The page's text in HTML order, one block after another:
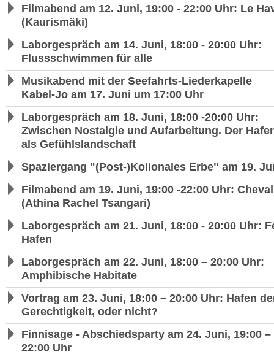
Filmabend am 12. Juni, 19:00 - 22:00 Uhr: Le
(Kaurismäki)
Laborgespräch am 14. Juni, 18:00 - 20:00 Uhr:
Flussschwimmen für alle
Musikabend mit der Seefahrts-Liederkapelle
Kabel-Jo am 17. Juni um 17:00 Uhr
Laborgespräch am 18. Juni, 18:00 -20:00 Uhr:
Zwischen Nostalgie und Aufarbeitung. Der
als Gefühlslandschaft
Spaziergang "(Post-)Kolionales Erbe" am 19.
Filmabend am 19. Juni, 19:00 -22:00 Uhr:
(Athina Rachel Tsangari)
Laborgespräch am 21. Juni, 18:00 - 20:00 Uhr:
Hafen
Laborgespräch am 22. Juni, 18:00 – 20:00 Uhr:
Amphibische Habitate
Vortrag am 23. Juni, 18:00 – 20:00 Uhr: Hafen
Gerechtigkeit, oder nicht?
Finnisage - Abschiedsparty am 24. Juni, 19:00 –
22:00 Uhr